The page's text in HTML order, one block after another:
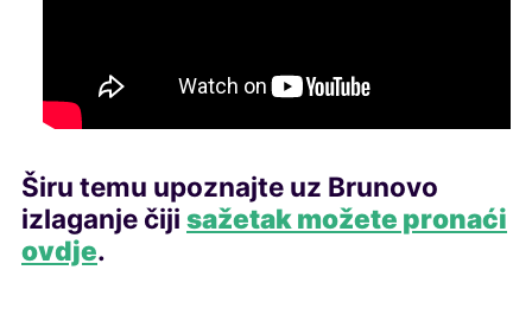
Širu temu upoznajte uz Brunovo
izlaganje čiji sažetak možete pronaći
ovdje.